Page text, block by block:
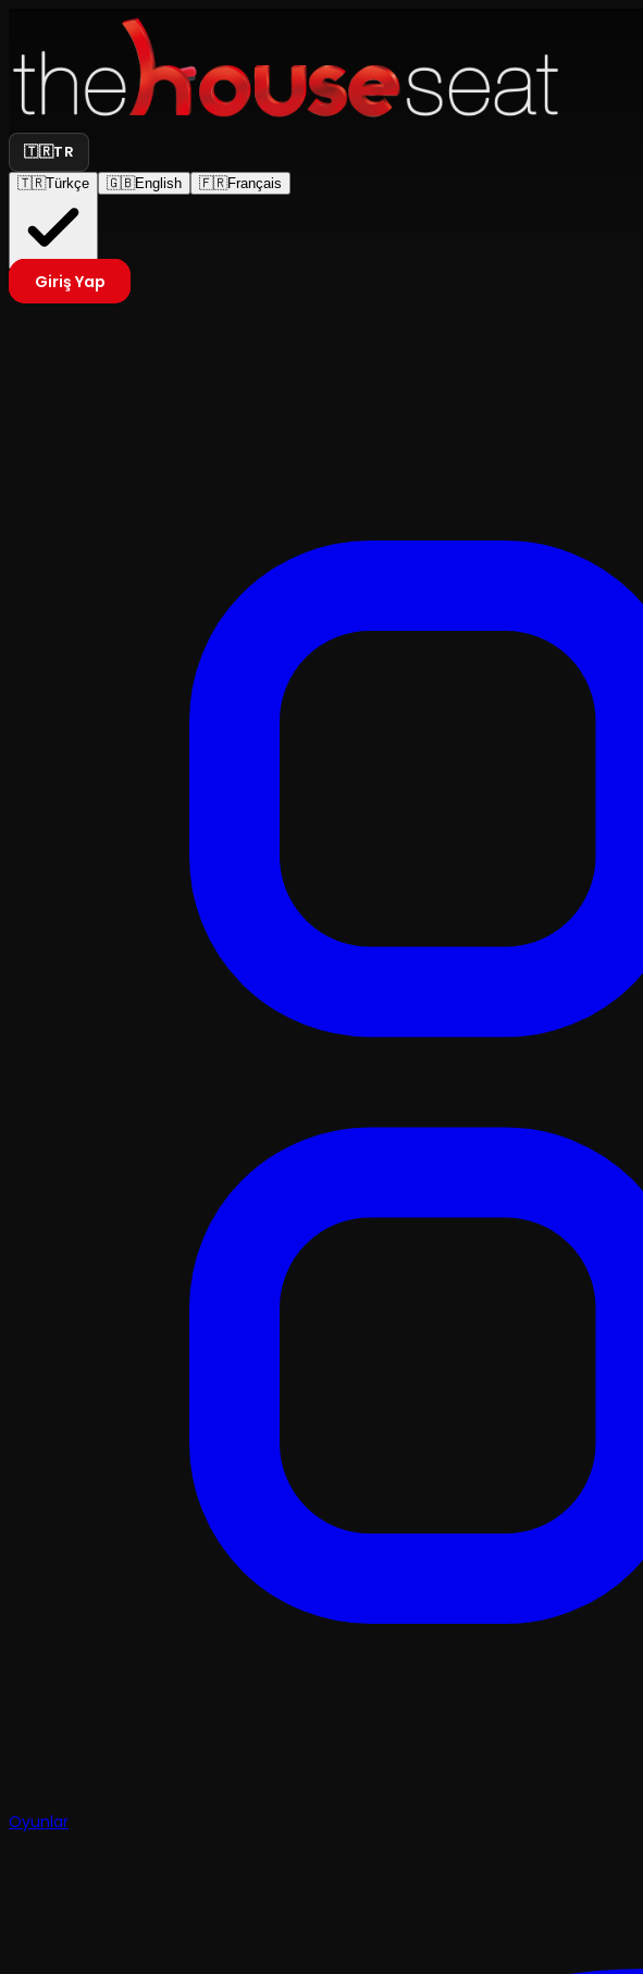
🇹🇷TR
🇹🇷Türkçe 🇬🇧English 🇫🇷Français
Giriş Yap
Oyunlar